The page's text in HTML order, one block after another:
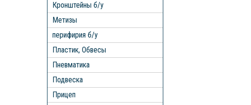
Кронштейны б/у
Метизы
перифирия б/у
Пластик, Обвесы
Пневматика
Подвеска
Прицеп